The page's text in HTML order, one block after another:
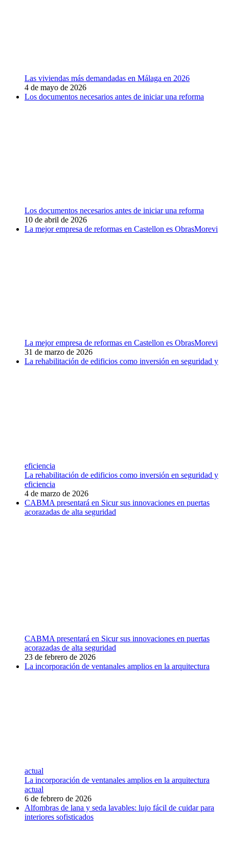
Las viviendas más demandadas en Málaga en 2026
4 de mayo de 2026
Los documentos necesarios antes de iniciar una reforma
Los documentos necesarios antes de iniciar una reforma
10 de abril de 2026
La mejor empresa de reformas en Castellon es ObrasMorevi
La mejor empresa de reformas en Castellon es ObrasMorevi
31 de marzo de 2026
La rehabilitación de edificios como inversión en seguridad y
eficiencia
La rehabilitación de edificios como inversión en seguridad y
eficiencia
4 de marzo de 2026
CABMA presentará en Sicur sus innovaciones en puertas
acorazadas de alta seguridad
CABMA presentará en Sicur sus innovaciones en puertas
acorazadas de alta seguridad
23 de febrero de 2026
La incorporación de ventanales amplios en la arquitectura
actual
La incorporación de ventanales amplios en la arquitectura
actual
6 de febrero de 2026
Alfombras de lana y seda lavables: lujo fácil de cuidar para
interiores sofisticados